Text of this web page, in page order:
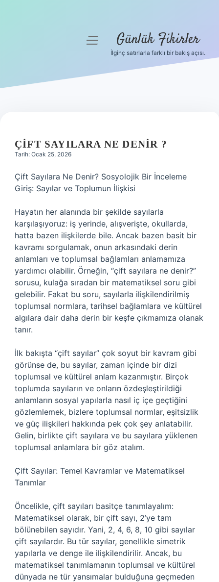
Hakkımızda
menüyü Günlük Fikirler
İlginç satırlarla farklı bir bakış açısı.
ÇIFT SAYILARA NE DENIR ?
Tarih: Ocak 25, 2026
Çift Sayılara Ne Denir? Sosyolojik Bir İnceleme
Giriş: Sayılar ve Toplumun İlişkisi
Hayatın her alanında bir şekilde sayılarla
karşılaşıyoruz: iş yerinde, alışverişte, okullarda,
hatta bazen ilişkilerde bile. Ancak bazen basit bir
kavramı sorgulamak, onun arkasındaki derin
anlamları ve toplumsal bağlamları anlamamıza
yardımcı olabilir. Örneğin, “çift sayılara ne denir?”
sorusu, kulağa sıradan bir matematiksel soru gibi
gelebilir. Fakat bu soru, sayılarla ilişkilendirilmiş
toplumsal normlara, tarihsel bağlamlara ve kültürel
algılara dair daha derin bir keşfe çıkmamıza olanak
tanır.
İlk bakışta “çift sayılar” çok soyut bir kavram gibi
görünse de, bu sayılar, zaman içinde bir dizi
toplumsal ve kültürel anlam kazanmıştır. Birçok
toplumda sayıların ve onların özdeşleştirildiği
anlamların sosyal yapılarla nasıl iç içe geçtiğini
gözlemlemek, bizlere toplumsal normlar, eşitsizlik
ve güç ilişkileri hakkında pek çok şey anlatabilir.
Gelin, birlikte çift sayılara ve bu sayılara yüklenen
toplumsal anlamlara bir göz atalım.
Çift Sayılar: Temel Kavramlar ve Matematiksel
Tanımlar
Öncelikle, çift sayıları basitçe tanımlayalım:
Matematiksel olarak, bir çift sayı, 2’ye tam
bölünebilen sayıdır. Yani, 2, 4, 6, 8, 10 gibi sayılar
çift sayılardır. Bu tür sayılar, genellikle simetrik
yapılarla ve denge ile ilişkilendirilir. Ancak, bu
matematiksel tanımlamanın toplumsal ve kültürel
dünyada ne tür yansımalar bulduğuna geçmeden